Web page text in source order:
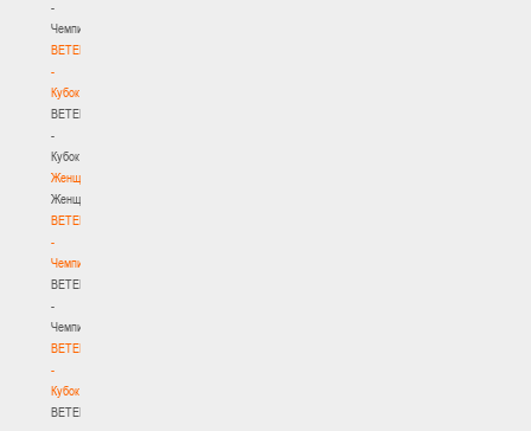
-
Чемпионат
BETERA
-
Кубок
BETERA
-
Кубок
Женщины
Женщины
BETERA
-
Чемпионат
BETERA
-
Чемпионат
BETERA
-
Кубок
BETERA